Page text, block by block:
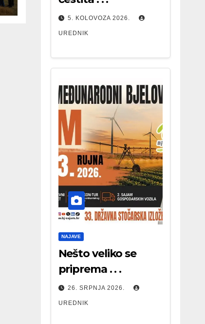
5. KOLOVOZA 2026.
UREDNIK
NAJAVE
Nešto veliko se
priprema . . .
26. SRPNJA 2026.
UREDNIK